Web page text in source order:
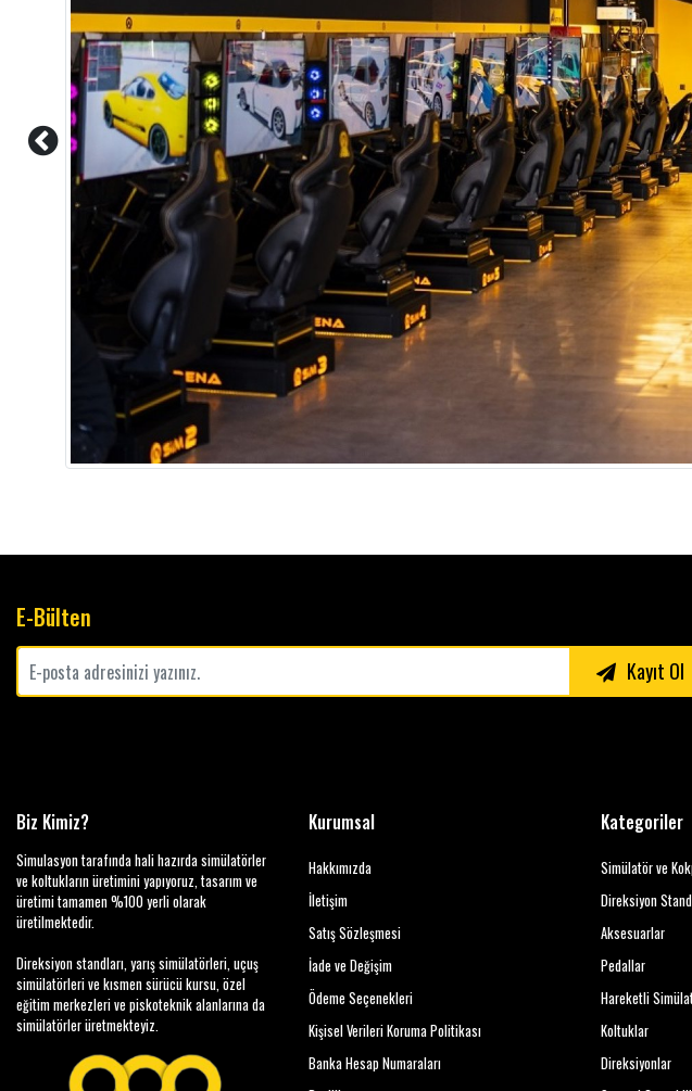
E-Bülten
Kayıt Ol
Biz Kimiz?
Simulasyon tarafında hali hazırda simülatörler
ve koltukların üretimini yapıyoruz, tasarım ve
üretimi tamamen %100 yerli olarak
üretilmektedir.
Direksiyon standları, yarış simülatörleri, uçuş
simülatörleri ve kısmen sürücü kursu, özel
eğitim merkezleri ve piskoteknik alanlarına da
simülatörler üretmekteyiz.
Kurumsal
Hakkımızda
İletişim
Satış Sözleşmesi
İade ve Değişim
Ödeme Seçenekleri
Kişisel Verileri Koruma Politikası
Banka Hesap Numaraları
Kategoriler
Simülatör ve
Direksiyon
Aksesuarlar
Pedallar
Hareketli
Koltuklar
Direksiyonlar